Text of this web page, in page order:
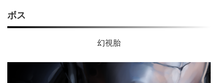
ボス
幻視胎